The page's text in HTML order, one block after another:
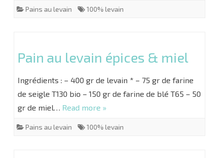
Pains au levain 100% levain
Pain au levain épices & miel
Ingrédients : – 400 gr de levain * – 75 gr de farine
de seigle T130 bio – 150 gr de farine de blé T65 – 50
gr de miel… Read more »
Pains au levain 100% levain